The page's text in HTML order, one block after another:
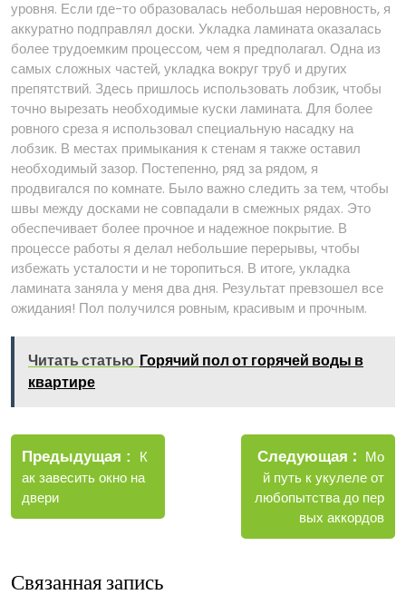
уровня. Если где-то образовалась небольшая неровность, я
аккуратно подправлял доски. Укладка ламината оказалась
более трудоемким процессом, чем я предполагал. Одна из
самых сложных частей, укладка вокруг труб и других
препятствий. Здесь пришлось использовать лобзик, чтобы
точно вырезать необходимые куски ламината. Для более
ровного среза я использовал специальную насадку на
лобзик. В местах примыкания к стенам я также оставил
необходимый зазор. Постепенно, ряд за рядом, я
продвигался по комнате. Было важно следить за тем, чтобы
швы между досками не совпадали в смежных рядах. Это
обеспечивает более прочное и надежное покрытие. В
процессе работы я делал небольшие перерывы, чтобы
избежать усталости и не торопиться. В итоге, укладка
ламината заняла у меня два дня. Результат превзошел все
ожидания! Пол получился ровным, красивым и прочным.
Читать статью Горячий пол от горячей воды в
квартире
Навигация
по
записям
Предыдущая
Старые
записи
К
ак завесить окно на
двери
Следующая
Новые
записи
Мо
й путь к укулеле от
любопытства до пер
вых аккордов
Связанная запись